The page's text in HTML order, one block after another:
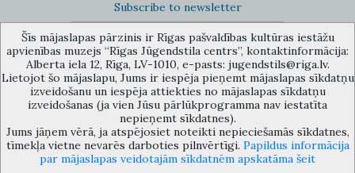
Subscribe to newsletter
The Anti-Bureaucracy Centre of the Riga City Council (phone: 67026859,
67012031, e-mail: bac@riga.lv) performs functions of a contact point in
the Municipality of Riga, providing necessary protection and
confidentiality to a person who informs about possible conflicts of
interest or other corrupt deals of officials in the Department or its
subordinate bodies.
Šīs mājaslapas pārzinis ir Rīgas pašvaldības kultūras iestāžu
apvienības muzejs “Rīgas Jūgendstila centrs”, kontaktinformācija:
Alberta iela 12, Rīga, LV-1010, e-pasts: jugendstils@riga.lv.
Lietojot šo mājaslapu, Jums ir iespēja pieņemt mājaslapas sīkdatņu
izveidošanu un iespēja attiekties no mājaslapas sīkdatņu
izveidošanas (ja vien Jūsu pārlūkprogramma nav iestatīta
nepieņemt sīkdatnes).
Jums jāņem vērā, ja atspējosiet noteikti nepieciešamās sīkdatnes,
tīmekļa vietne nevarēs darboties pilnvērtīgi. Papildus informācija
par mājaslapas veidotajām sīkdatnēm apskatāma šeit